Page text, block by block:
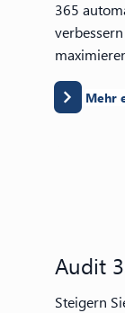
365
Mehr
Audit
Steigern